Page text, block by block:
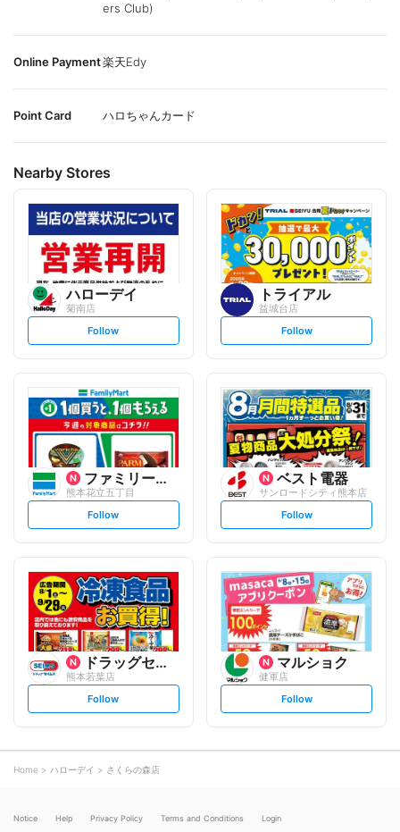
ers Club)
Online Payment楽天Edy
Point Card ハロちゃんカード
Nearby Stores
ハローデイ
菊南店
s
t
l
o
w
Follow
トライアル
益城台店
s
t
l
o
w
Follow
ファミリーマート
熊本花立五丁目
s
t
l
o
w
Follow
ベスト電器
サンロードシティ熊本店
s
t
l
o
w
Follow
ドラッグセイムス
熊本若葉店
s
t
o
w
Follow
マルショク
健軍店
s
t
Follow
Home ハローデイ さくらの森店
Notice Help Privacy Policy Terms and Conditions Login